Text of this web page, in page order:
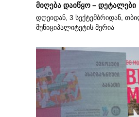
მიღება დაიწყო – დეტალები
დღეიდან, 3 სექტემბრიდან,
მუნიციპალიტეტის მერია